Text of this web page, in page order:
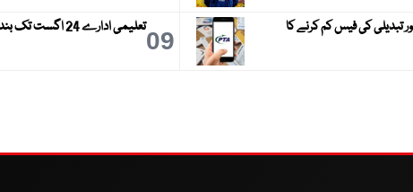
تبدیلی کی فیس کم کرنے کا
09تعلیمی ادارے 24 اگست تک بند رہیں گے، رانا سکندر حیات